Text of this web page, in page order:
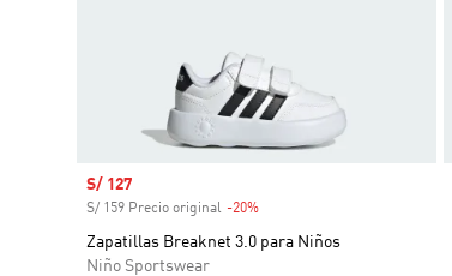
Precio de venta
S/ 127
S/ 159 Precio original -20%
Zapatillas Breaknet 3.0 para Niños
Niño Sportswear